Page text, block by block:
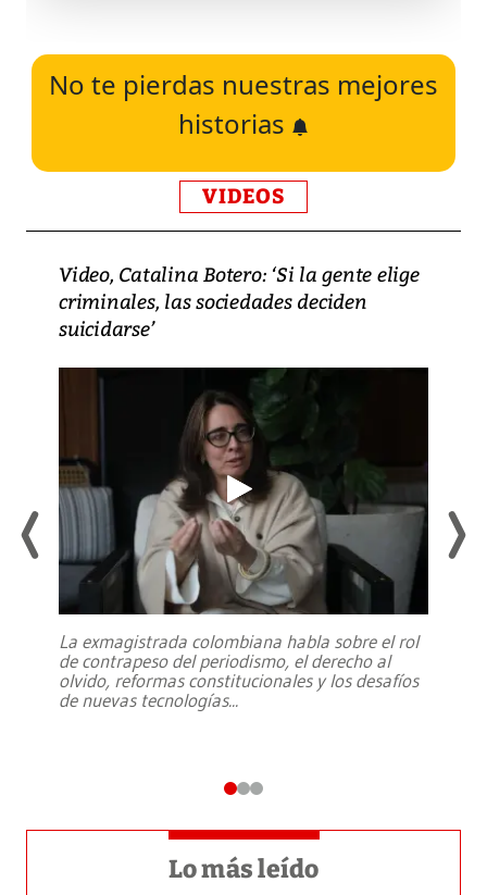
No te pierdas nuestras mejores
historias
VIDEOS
Video, Catalina Botero: ‘Si la gente elige
criminales, las sociedades deciden
suicidarse’
La exmagistrada colombiana habla sobre el rol
de contrapeso del periodismo, el derecho al
olvido, reformas constitucionales y los desafíos
de nuevas tecnologías...
Lo más leído